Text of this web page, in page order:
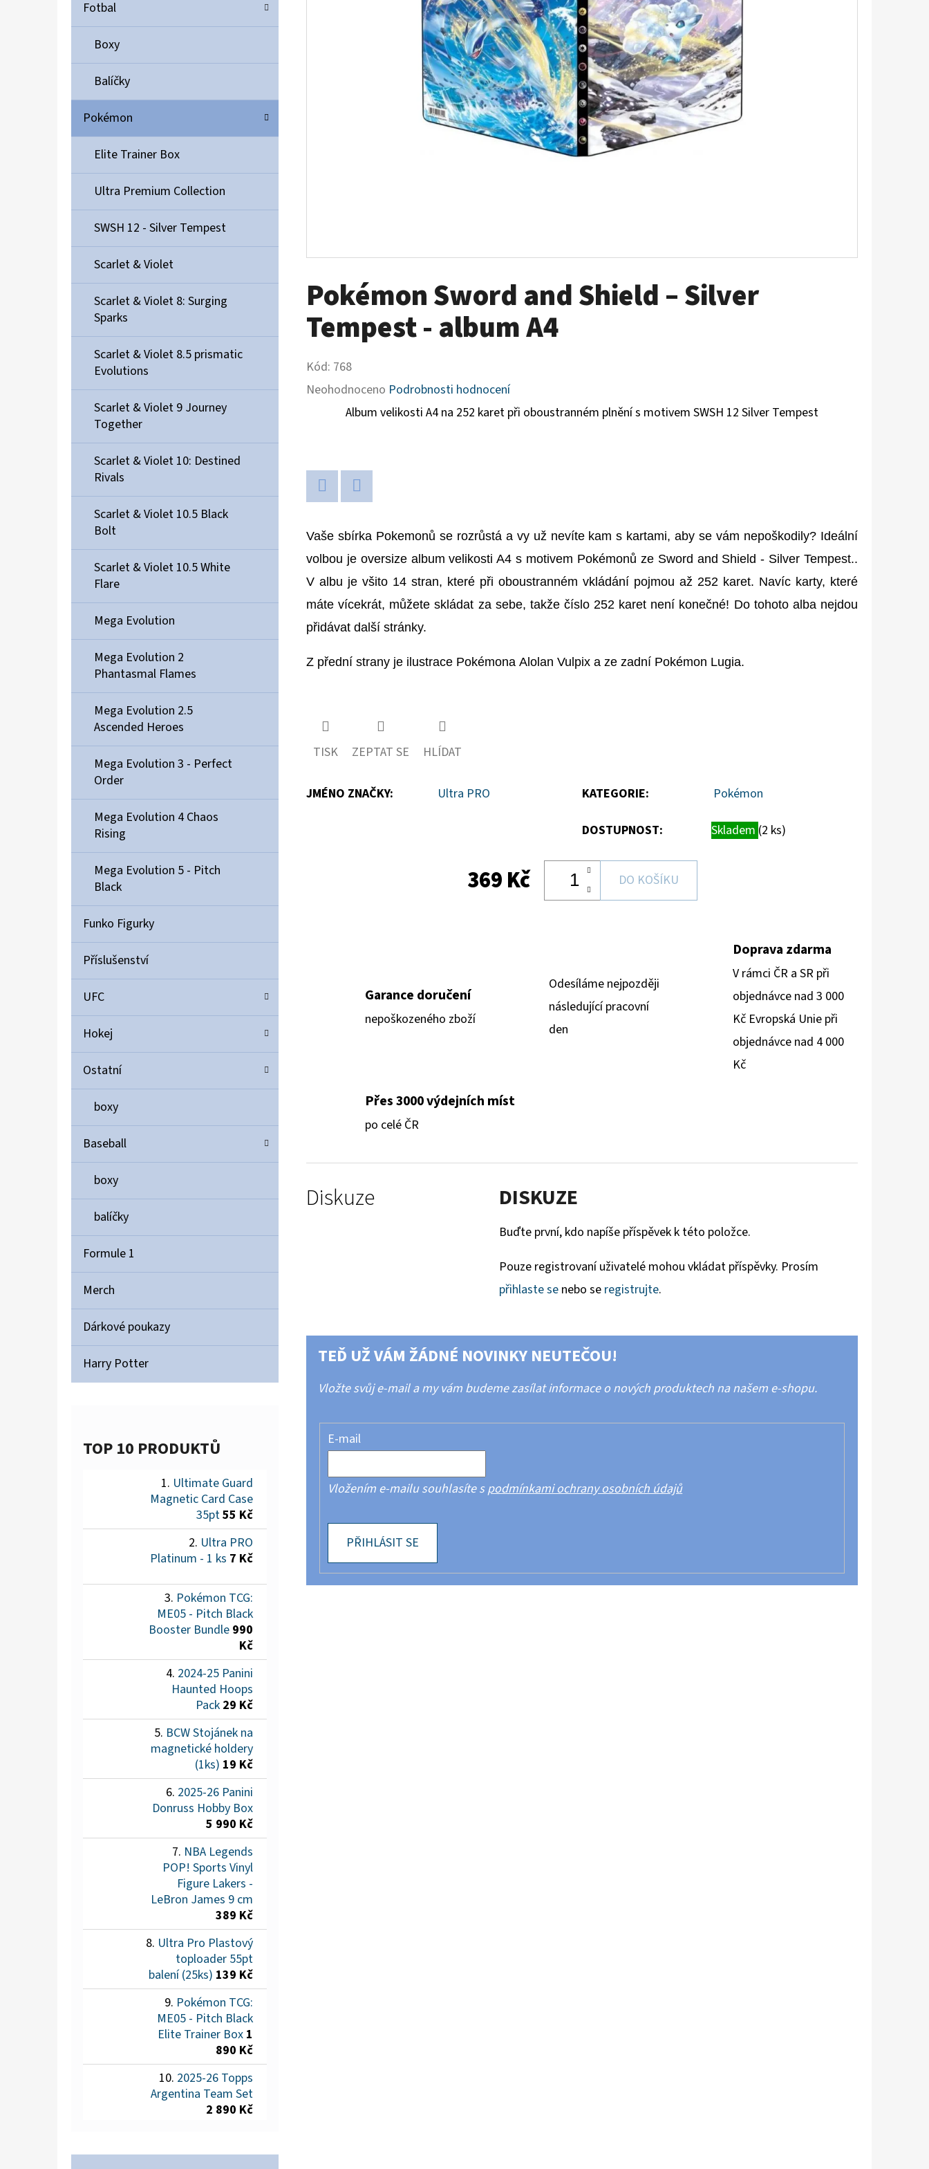
Fotbal
Boxy
Balíčky
Pokémon
Elite Trainer Box
Ultra Premium Collection
SWSH 12 - Silver Tempest
Scarlet & Violet
Scarlet & Violet 8: Surging
Sparks
Scarlet & Violet 8.5 prismatic
Evolutions
Scarlet & Violet 9 Journey
Together
Scarlet & Violet 10: Destined
Rivals
Scarlet & Violet 10.5 Black
Bolt
Scarlet & Violet 10.5 White
Flare
Mega Evolution
Mega Evolution 2
Phantasmal Flames
Mega Evolution 2.5
Ascended Heroes
Mega Evolution 3 - Perfect
Order
Mega Evolution 4 Chaos
Rising
Mega Evolution 5 - Pitch
Black
Funko Figurky
Příslušenství
UFC
Hokej
Ostatní
boxy
Baseball
boxy
balíčky
Formule 1
Merch
Dárkové poukazy
Harry Potter
TOP 10 PRODUKTŮ
Ultimate Guard
Magnetic Card Case
35pt55 Kč
Ultra PRO
Platinum - 1 ks 7 Kč
Pokémon TCG:
ME05 - Pitch Black
Booster Bundle 990
Kč
2024-25 Panini
Haunted Hoops
Pack 29 Kč
BCW Stojánek na
magnetické holdery
(1ks) 19 Kč
2025-26 Panini
Donruss Hobby Box
5 990 Kč
NBA Legends
POP! Sports Vinyl
Figure Lakers -
LeBron James 9 cm
389 Kč
Ultra Pro Plastový
toploader 55pt
balení (25ks) 139 Kč
Pokémon TCG:
ME05 - Pitch Black
Elite Trainer Box 1
890 Kč
2025-26 Topps
Argentina Team Set
2 890 Kč
Pokémon Sword and Shield – Silver
Tempest - album A4
Kód: 768
Průměrné
hodnocení
0,0
z
Neohodnoceno Podrobnosti hodnocení
Album velikosti A4 na 252 karet při oboustranném plnění s motivem SWSH 12 Silver Tempest
Vaše sbírka Pokemonů se rozrůstá a vy už nevíte kam s kartami, aby se vám nepoškodily? Ideální
volbou je oversize album velikosti A4 s motivem Pokémonů ze Sword and Shield - Silver Tempest..
V albu je všito 14 stran, které při oboustranném vkládání pojmou až 252 karet. Navíc karty, které
máte vícekrát, můžete skládat za sebe, takže číslo 252 karet není konečné! Do tohoto alba nejdou
přidávat další stránky.
Z přední strany je ilustrace Pokémona Alolan Vulpix a ze zadní Pokémon Lugia.
TISK ZEPTAT SE HLÍDAT
JMÉNO ZNAČKY: Ultra PRO KATEGORIE: Pokémon
DOSTUPNOST: Skladem (2 ks)
369 Kč DO KOŠÍKU
Garance doručení
nepoškozeného zboží
Odesíláme nejpozději
následující pracovní
den
Doprava zdarma
V rámci ČR a SR při
objednávce nad 3 000
Kč Evropská Unie při
objednávce nad 4 000
Kč
Přes 3000 výdejních míst
po celé ČR
Diskuze DISKUZE
Buďte první, kdo napíše příspěvek k této položce.
Pouze registrovaní uživatelé mohou vkládat příspěvky. Prosím
přihlaste se nebo se registrujte.
TEĎ UŽ VÁM ŽÁDNÉ NOVINKY NEUTEČOU!
Vložte svůj e-mail a my vám budeme zasílat informace o nových produktech na našem e-shopu.
E-mail
Vložením e-mailu souhlasíte spodmínkami ochrany osobních údajů
PŘIHLÁSIT SE
ULTIMATE GUARD MAGNETIC CARD CASE 35PT
ULTRA PRO PLATINUM - 1 KS
POKÉMON TCG: ME05 - PITCH BLACK
BOOSTER BUNDLE
990 Kč